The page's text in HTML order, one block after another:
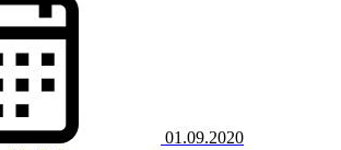
01.09.2020